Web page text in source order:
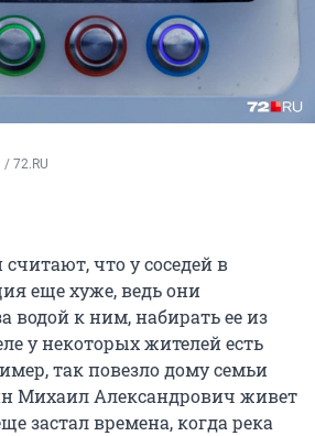
72.RU
что у соседей в
еще хуже, ведь они
водой к ним, набирать ее из
у некоторых жителей есть
так повезло дому семьи
Михаил Александрович живет
застал времена, когда река